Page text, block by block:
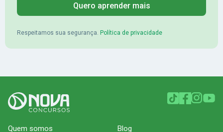
Quero aprender mais
Respeitamos sua segurança. Política de privacidade
Quem somos
Blog